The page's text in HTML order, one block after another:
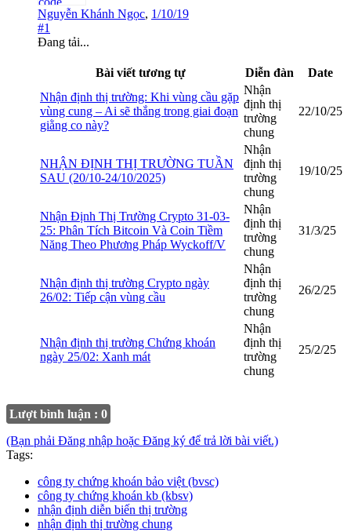
Nguyễn Khánh Ngọc, 1/10/19
#1
Đang tải...
Bài viết tương tự Diễn đàn
Date
Nhận định thị trường: Khi vùng cầu gặp
vùng cung – Ai sẽ thắng trong giai đoạn
giằng co này?
Nhận
định thị
trường
chung
22/10/25
NHẬN ĐỊNH THỊ TRƯỜNG TUẦN
SAU (20/10-24/10/2025)
Nhận
định thị
trường
chung
19/10/25
Nhận Định Thị Trường Crypto 31-03-
25: Phân Tích Bitcoin Và Coin Tiềm
Năng Theo Phương Pháp Wyckoff/V
Nhận
định thị
trường
chung
31/3/25
Nhận định thị trường Crypto ngày
26/02: Tiếp cận vùng cầu
Nhận
định thị
trường
chung
26/2/25
Nhận định thị trường Chứng khoán
ngày 25/02: Xanh mát
Nhận
định thị
trường
chung
25/2/25
Lượt bình luận : 0
(Bạn phải Đăng nhập hoặc Đăng ký để trả lời bài viết.)
Tags:
công ty chứng khoán bảo việt (bvsc)
công ty chứng khoán kb (kbsv)
nhận định diễn biến thị trường
nhận định thị trường chung